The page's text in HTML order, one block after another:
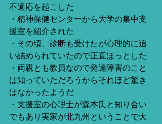
不適応を起こした
・精神保健センターから大学の集中支
援室を紹介された
・その頃、診断も受けたが心理的に追
い詰められていたので正直ほっとした
・両親とも教員なので発達障害のこと
は知っていただろうからそれほど驚き
はなかったようだ
・支援室の心理士が森本氏と知り合い
でもあり実家が北九州ということで大